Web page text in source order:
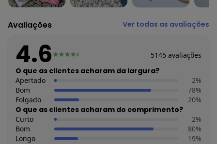
Avaliações Ver todas as avaliações
4.6 5145 avaliações
O que as clientes acharam da largura?
Apertado 2%
Bom
78%
Folgado
20%
O que as clientes acharam do comprimento?
Curto 2%
Bom
80%
Longo
19%